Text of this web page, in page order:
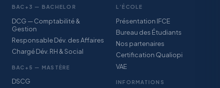
BAC+3 — BACHELOR
DCG — Comptabilité &
Gestion
Responsable Dév. des Affaires
Chargé Dév. RH & Social
BAC+5 — MASTÈRE
DSCG
L’ÉCOLE
Présentation IFCE
Bureau des Étudiants
Nos partenaires
Certification Qualiopi
VAE
INFORMATIONS